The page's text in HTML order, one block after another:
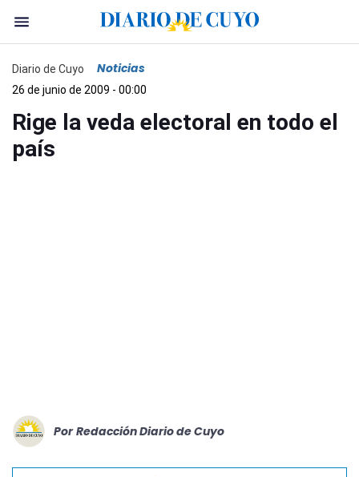
Diario de Cuyo Noticias
26 de junio de 2009 - 00:00
Rige la veda electoral en todo el
país
Por Redacción Diario de Cuyo